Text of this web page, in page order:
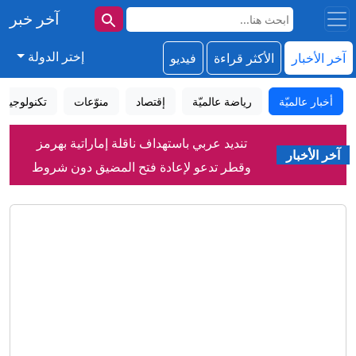
آخر خبر
آخر الأخبار الأكثر قراءة فيديو إختر الدولة
أخبار عالميّة رياضة عالميّة إقتصاد منوّعات تكنولوجيا
آخر الأخبار
تنديد عربي باستهداف ناقلة إماراتية بهرمز
وقطر تدعو لإعادة فتح المضيق دون شروط
الإمارات: هجوم إيراني بصاروخ يستهدف